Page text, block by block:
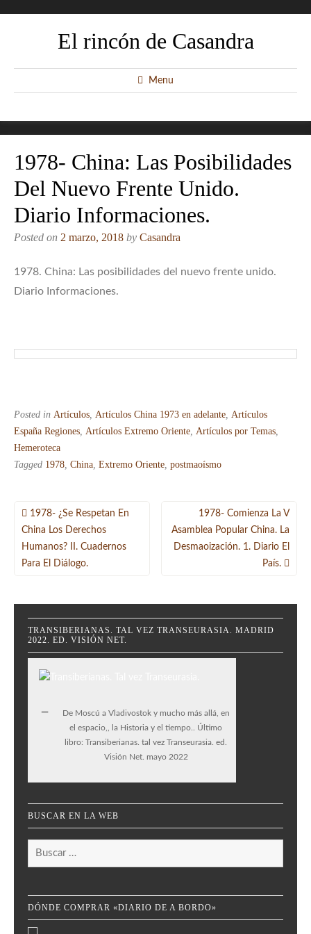
El rincón de Casandra
Menu
1978- China: Las Posibilidades
Del Nuevo Frente Unido.
Diario Informaciones.
Posted on 2 marzo, 2018 by Casandra
1978. China: Las posibilidades del nuevo frente unido.
Diario Informaciones.
Posted in Artículos, Artículos China 1973 en adelante, Artículos
España Regiones, Artículos Extremo Oriente, Artículos por Temas,
Hemeroteca
Tagged 1978, China, Extremo Oriente, postmaoísmo
Navegación
de
entradas
1978- ¿Se Respetan En
China Los Derechos
Humanos? II. Cuadernos
Para El Diálogo.
1978- Comienza La V
Asamblea Popular China. La
Desmaoización. 1. Diario El
País.
TRANSIBERIANAS. TAL VEZ TRANSEURASIA. MADRID
2022. ED. VISIÓN NET.
De Moscú a Vladivostok y mucho más allá, en
el espacio,, la Historia y el tiempo.. Último
libro: Transiberianas. tal vez Transeurasia. ed.
Visión Net. mayo 2022
BUSCAR EN LA WEB
Buscar:
DÓNDE COMPRAR «DIARIO DE A BORDO»